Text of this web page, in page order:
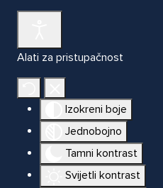
Alati za pristupačnost
Izokreni boje
Jednobojno
Tamni kontrast
Svijetli kontrast